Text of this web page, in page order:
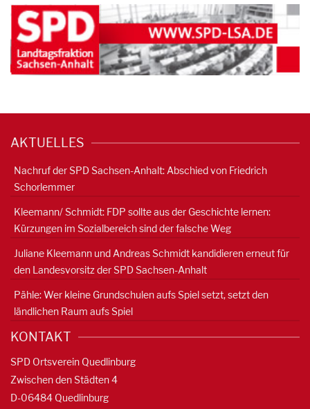
AKTUELLES
Nachruf der SPD Sachsen-Anhalt: Abschied von Friedrich
Schorlemmer
Kleemann/ Schmidt: FDP sollte aus der Geschichte lernen:
Kürzungen im Sozialbereich sind der falsche Weg
Juliane Kleemann und Andreas Schmidt kandidieren erneut für
den Landesvorsitz der SPD Sachsen-Anhalt
Pähle: Wer kleine Grundschulen aufs Spiel setzt, setzt den
ländlichen Raum aufs Spiel
KONTAKT
SPD Ortsverein Quedlinburg
Zwischen den Städten 4
D-06484 Quedlinburg